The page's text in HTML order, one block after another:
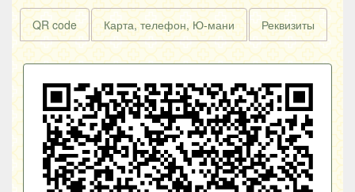
QR code Карта, телефон, Ю-мани Реквизиты